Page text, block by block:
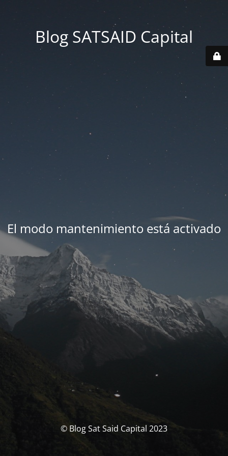
Blog SATSAID Capital
El modo mantenimiento está activado
© Blog Sat Said Capital 2023